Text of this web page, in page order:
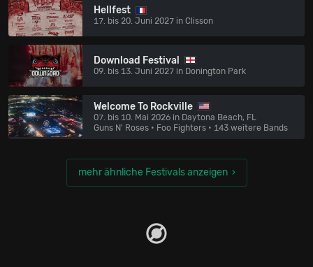
Hellfest
17. bis 20. Juni 2027 in Clisson
Download Festival
09. bis 13. Juni 2027 in Donington Park
Welcome To Rockville
07. bis 10. Mai 2026 in Daytona Beach, FL
Guns N' Roses • Foo Fighters • 143 weitere Bands
mehr ähnliche Festivals anzeigen